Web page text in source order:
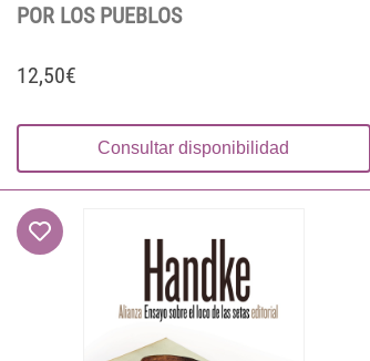
POR LOS PUEBLOS
12,50€
Consultar disponibilidad